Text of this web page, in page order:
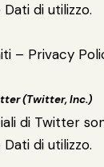
di utilizzo.
– Privacy
(Twitter, Inc.)
di Twitter
di utilizzo.